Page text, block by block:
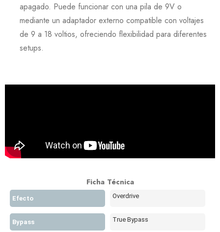
apagado. Puede funcionar con una pila de 9V o
mediante un adaptador externo compatible con voltajes
de 9 a 18 voltios, ofreciendo flexibilidad para diferentes
setups.
Ficha Técnica
Efecto Overdrive
Bypass True Bypass